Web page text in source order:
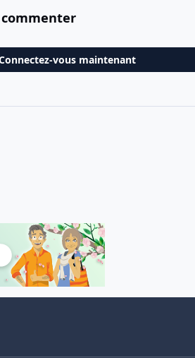
vous maintenant